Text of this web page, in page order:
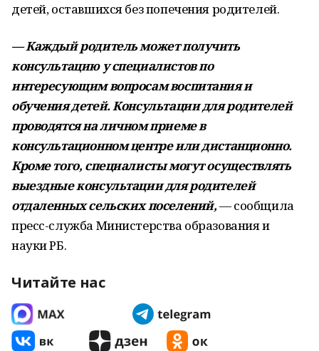
детей, оставшихся без попечения родителей.
— Каждый родитель может получить
консультацию у специалистов по
интересующим вопросам воспитания и
обучения детей. Консультации для родителей
проводятся на личном приеме в
консультационном центре или дистанционно.
Кроме того, специалисты могут осуществлять
выездные консультации для родителей
отдаленных сельских поселений,— сообщила
пресс-служба Министерства образования и
науки РБ.
Читайте нас